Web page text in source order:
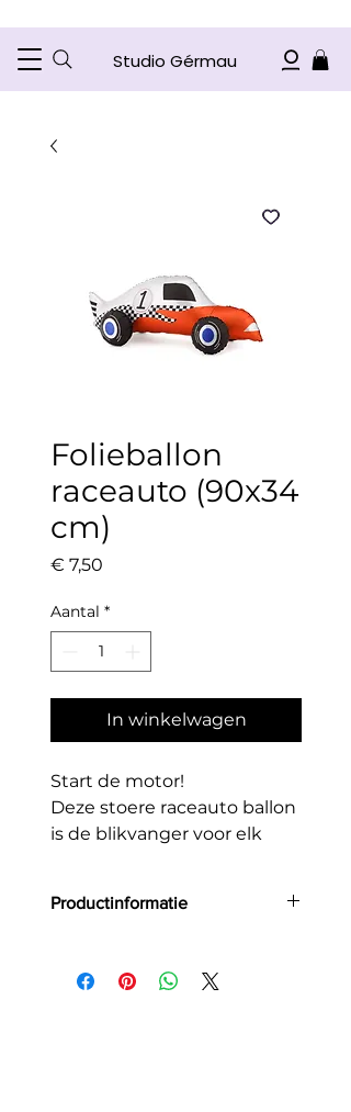
Studio Gérmau
Folieballon
raceauto (90x34
cm)
€ 7,50
Aantal *
In winkelwagen
Start de motor!
Deze stoere raceauto ballon
is de blikvanger voor elk
snelheidsduivels en
Productinformatie
Geschikt voor lucht